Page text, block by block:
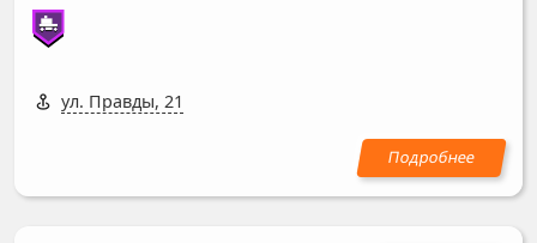
ул. Правды, 21